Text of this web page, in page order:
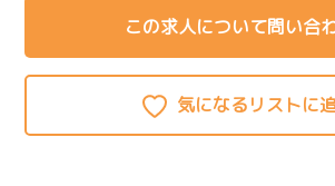
この求人について問い合